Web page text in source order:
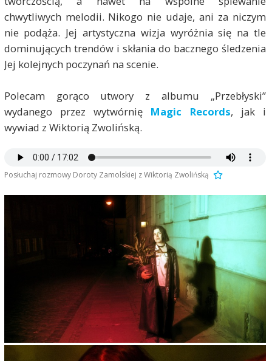
chwytliwych melodii. Nikogo nie udaje, ani za niczym
nie podąża. Jej artystyczna wizja wyróżnia się na tle
dominujących trendów i skłania do bacznego śledzenia
Jej kolejnych poczynań na scenie.
Polecam gorąco utwory z albumu „Przebłyski”
wydanego przez wytwórnię Magic Records, jak i
wywiad z Wiktorią Zwolińską.
Posłuchaj rozmowy Doroty Zamolskiej z Wiktorią Zwolińską